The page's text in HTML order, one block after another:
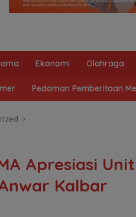
Ekonomi Olahraga
Pedoman Pemberitaan
Apresiasi
Kalbar